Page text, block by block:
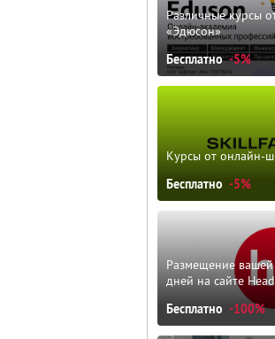
Различные курсы
«Эдюсон»
Бесплатно -5%
Курсы от онлайн-
Бесплатно -5%
Размещение
дней на сайте
Бесплатно -100%